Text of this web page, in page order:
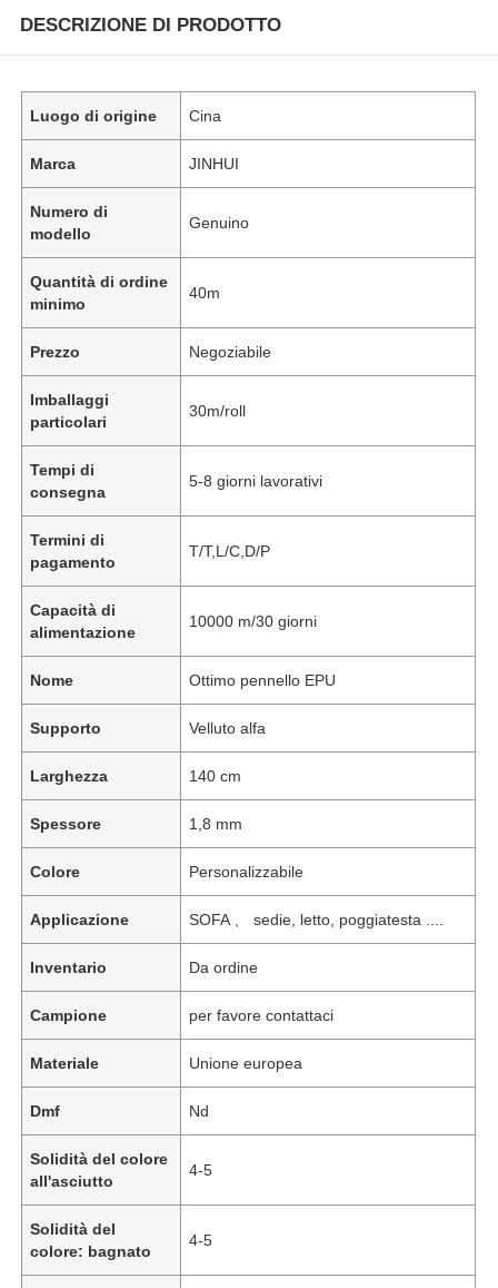
DESCRIZIONE DI PRODOTTO
Luogo di origine Cina
Marca JINHUI
Numero di
modello
Genuino
Quantità di ordine
minimo
40m
Prezzo Negoziabile
Imballaggi
particolari
30m/roll
Tempi di
consegna
5-8 giorni lavorativi
Termini di
pagamento
T/T,L/C,D/P
Capacità di
alimentazione
10000 m/30 giorni
Nome Ottimo pennello EPU
Supporto Velluto alfa
Larghezza 140 cm
Spessore 1,8 mm
Colore Personalizzabile
Applicazione SOFA 、 sedie, letto, poggiatesta ....
Inventario Da ordine
Campione per favore contattaci
Materiale Unione europea
Dmf Nd
Solidità del colore
all'asciutto
4-5
Solidità del
colore: bagnato
4-5